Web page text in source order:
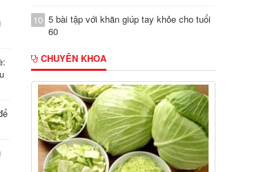
10 5 bài tập với khăn giúp tay khỏe cho tuổi
60
CHUYÊN KHOA